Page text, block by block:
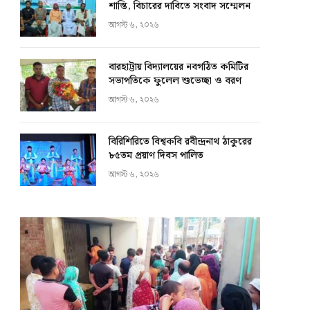
শাস্তি, বিচারের দাবিতে সংবাদ সম্মেলন
আগস্ট ৬, ২০২৬
বারহাট্টায় বিদ্যালয়ের নবগঠিত কমিটির
সভাপতিকে ফুলেল শুভেচ্ছা ও বরণ
আগস্ট ৬, ২০২৬
বিরিশিরিতে বিশ্বকবি রবীন্দ্রনাথ ঠাকুরের
৮৫তম প্রয়াণ দিবস পালিত
আগস্ট ৬, ২০২৬